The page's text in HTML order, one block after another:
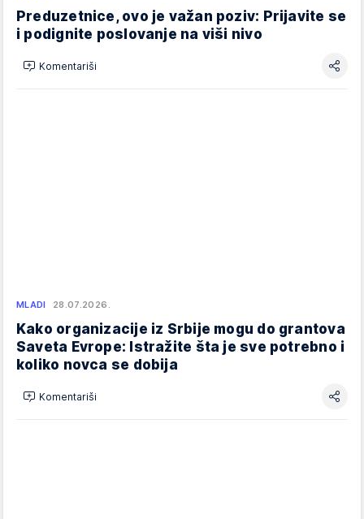
Preduzetnice, ovo je važan poziv: Prijavite se
i podignite poslovanje na viši nivo
Komentariši
MLADI 28.07.2026.
Kako organizacije iz Srbije mogu do grantova
Saveta Evrope: Istražite šta je sve potrebno i
koliko novca se dobija
Komentariši